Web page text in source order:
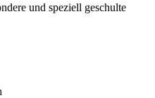
und speziell geschulte